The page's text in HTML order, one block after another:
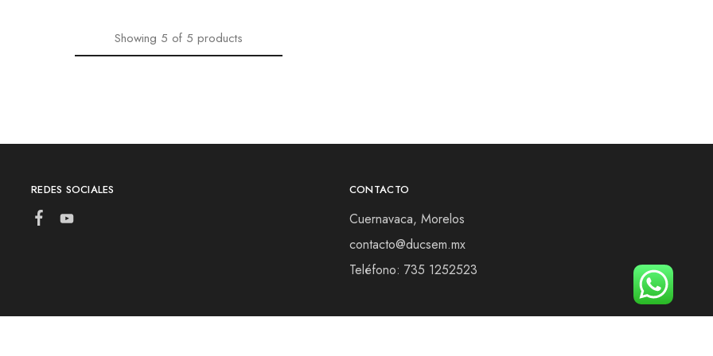
Showing 5 of 5 products
REDES SOCIALES CONTACTO
Cuernavaca, Morelos
contacto@ducsem.mx
Teléfono: 735 1252523